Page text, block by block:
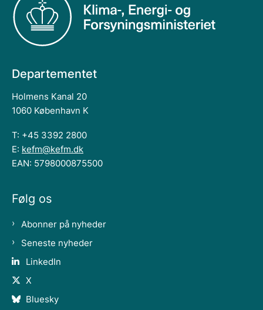
Departementet
Holmens Kanal 20
1060 København K
T: +45 3392 2800
E: kefm@kefm.dk
EAN: 5798000875500
Følg os
Abonner på nyheder
Seneste nyheder
LinkedIn
X
Bluesky